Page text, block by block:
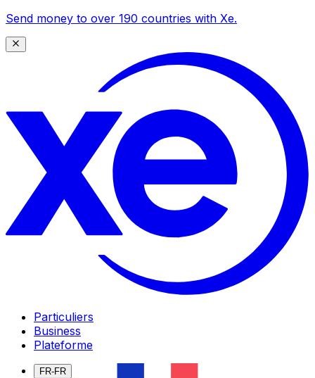
Send money to over 190 countries with Xe.
Particuliers
Business
Plateforme
FR-FR